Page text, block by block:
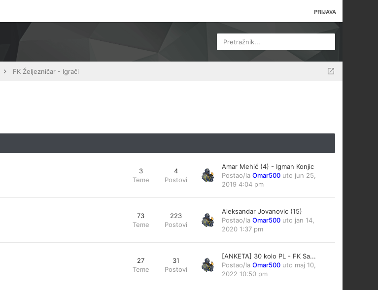
PRIJAVA
Pretražnik...
FK Željezničar - Igrači
3
Teme
4
Postovi
Amar Mehić (4) - Igman Konjic
Postao/la Omar500 uto jun 25,
2019 4:04 pm
73
Teme
223
Postovi
Aleksandar Jovanovic (15)
Postao/la Omar500 uto jan 14,
2020 1:37 pm
27
Teme
31
Postovi
[ANKETA] 30 kolo PL - FK Sa...
Postao/la Omar500 uto maj 10,
2022 10:50 pm